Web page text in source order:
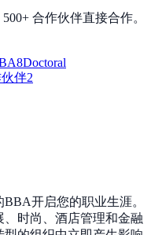
合作伙伴直接合作。
8Doctoral
伴2
开启您的职业生涯。
时尚、酒店管理和金融